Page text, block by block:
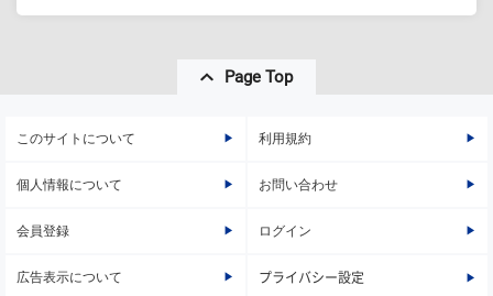
Page Top
このサイトについて 利用規約
個人情報について お問い合わせ
会員登録 ログイン
広告表示について プライバシー設定